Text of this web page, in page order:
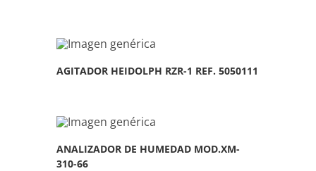
AGITADOR HEIDOLPH RZR-1 REF. 5050111
ANALIZADOR DE HUMEDAD MOD.XM-
310-66